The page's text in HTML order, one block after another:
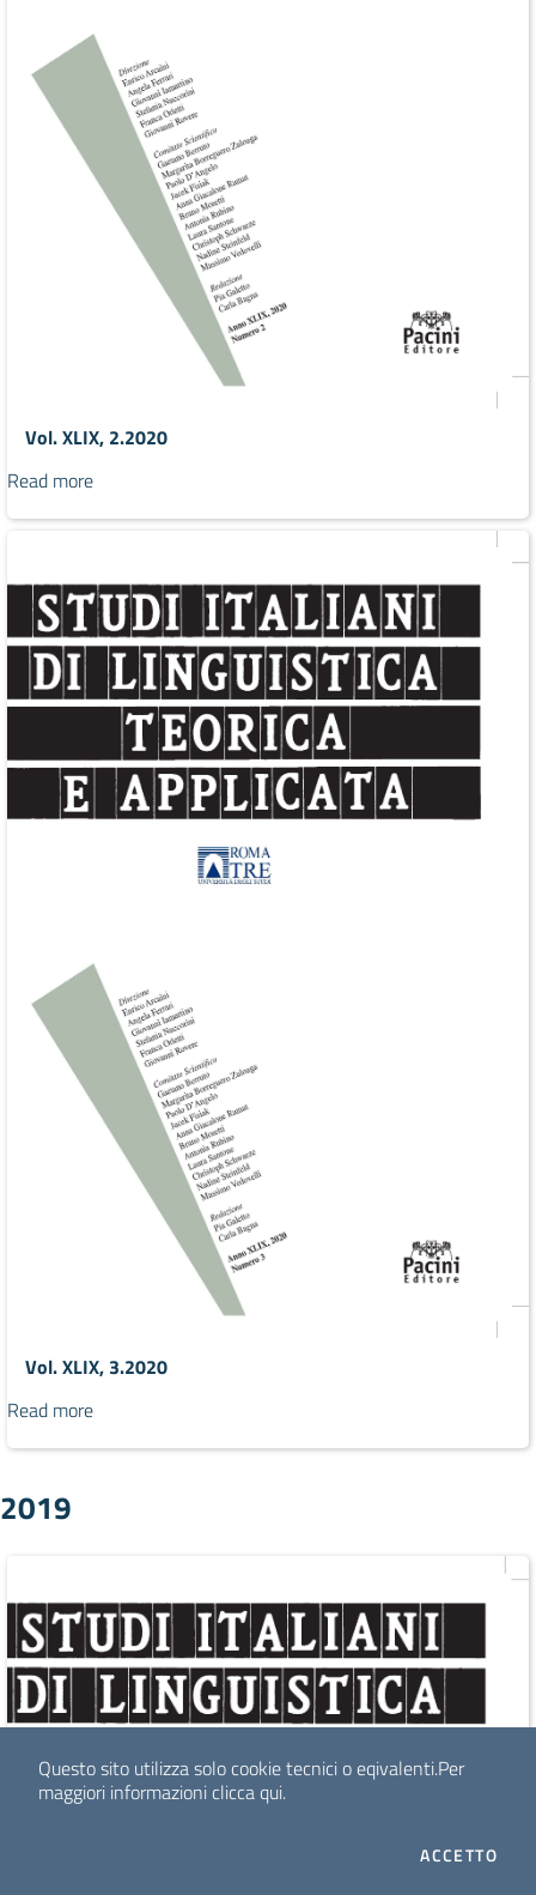
Questo sito utilizza solo cookie tecnici o eqivalenti.Per
maggiori informazioni clicca qui.
ACCETTOI
Vol. XLIX, 2.2020
Read more
Vol. XLIX, 3.2020
Read more
2019